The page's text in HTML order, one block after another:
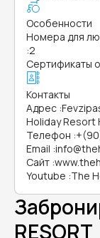
Особенности
Номера для
:2
Сертификаты
Контакты
Адрес :
Holiday Resort
Телефон :
Email :
Сайт :
Youtube :The
RESORT